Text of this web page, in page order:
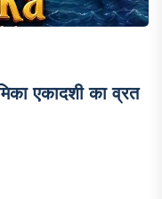
एकादशी का व्रत